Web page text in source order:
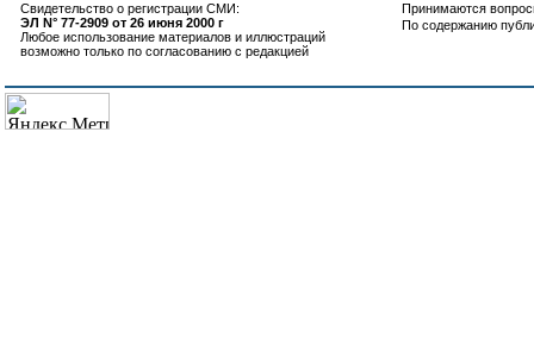
Свидетельство о регистрации СМИ:
ЭЛ N° 77-2909 от 26 июня 2000 г
Любое использование материалов и иллюстраций
возможно только по согласованию с редакцией
Принимаются
По содержанию